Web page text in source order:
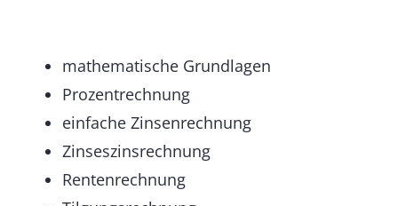
mathematische Grundlagen
Prozentrechnung
einfache Zinsenrechnung
Zinseszinsrechnung
Rentenrechnung